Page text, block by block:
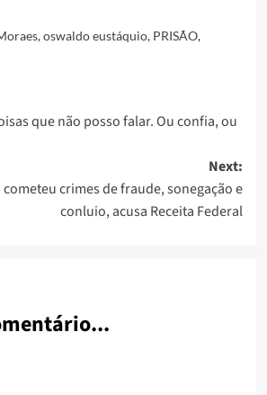
,oswaldo eustáquio, PRISÃO,
que não posso falar. Ou confia, ou
Next:
crimes de fraude, sonegação e
conluio, acusa Receita Federal